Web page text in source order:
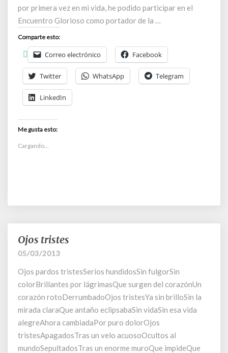
por primera vez en mi vida, he podido participar en el
Encuentro Glorioso como portador de la …
Comparte esto:
Correo electrónico Facebook
Twitter WhatsApp Telegram
LinkedIn
Me gusta esto:
Cargando...
Ojos
tristes
Ojos tristes
05/03/2013
Ojos pardos tristesSerios hundidosSin fulgorSin
colorBrillantes por lágrimasQue surgen del corazónUn
corazón rotoDerrumbadoOjos tristesYa sin brilloSin la
mirada claraQue antaño eclipsabaSin vidaSin esa vida
alegreAhora cambiadaPor puro dolorOjos
tristesApagadosTras un velo acuosoOcultos al
mundoSepultadosTras un enorme muroQue impideQue